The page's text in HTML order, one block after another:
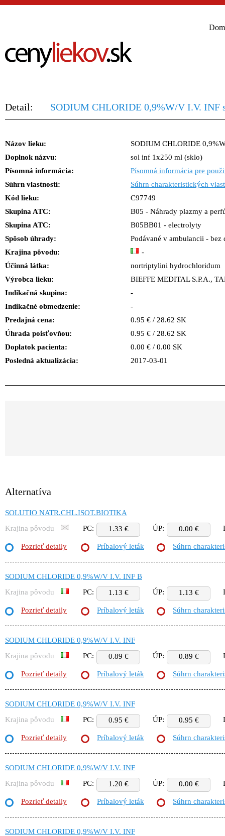
Detail: SODIUM CHLORIDE 0,9%W/V I.V. INF
Názov lieku:
SODIUM CHLORIDE
Doplnok názvu:
sol inf 1x250 ml (sklo)
Písomná informácia:
Písomná informácia pre
Súhrn vlastností:
Súhrn charakteristických
Kód lieku:
C97749
Skupina ATC:
B05 - Náhrady plazmy a
Skupina ATC:
B05BB01 - electrolyty
Spôsob úhrady:
Podávané v ambulancii - bez
Krajina pôvodu:
-
Účinná látka:
nortriptylini hydrochloridum
Výrobca lieku:
BIEFFE MEDITAL S.P.A.,
Indikačná skupina:
-
Indikačné obmedzenie:
-
Predajná cena:
0.95 € / 28.62 SK
Úhrada poisťovňou:
0.95 € / 28.62 SK
Doplatok pacienta:
0.00 € / 0.00 SK
Posledná aktualizácia:
2017-03-01
Alternatíva
SOLUTIO NATR.CHL.ISOT.BIOTIKA
Krajina pôvodu
PC: 1.33 € ÚP: 0.00 €
Pozrieť detaily Príbalový leták Súhrn
SODIUM CHLORIDE 0,9%W/V I.V. INF B
Krajina pôvodu
PC: 1.13 € ÚP: 1.13 €
Pozrieť detaily Príbalový leták Súhrn
SODIUM CHLORIDE 0,9%W/V I.V. INF
Krajina pôvodu
PC: 0.89 € ÚP: 0.89 €
Pozrieť detaily Príbalový leták Súhrn
SODIUM CHLORIDE 0,9%W/V I.V. INF
Krajina pôvodu
PC: 0.95 € ÚP: 0.95 €
Pozrieť detaily Príbalový leták Súhrn
SODIUM CHLORIDE 0,9%W/V I.V. INF
Krajina pôvodu
PC: 1.20 € ÚP: 0.00 €
Pozrieť detaily Príbalový leták Súhrn
SODIUM CHLORIDE 0,9%W/V I.V. INF